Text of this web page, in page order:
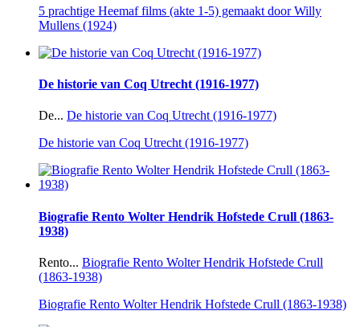
5 prachtige Heemaf films (akte 1-5) gemaakt door Willy
Mullens (1924)
De historie van Coq Utrecht (1916-1977)
De... De historie van Coq Utrecht (1916-1977)
De historie van Coq Utrecht (1916-1977)
Biografie Rento Wolter Hendrik Hofstede Crull (1863-
1938)
Rento... Biografie Rento Wolter Hendrik Hofstede Crull
(1863-1938)
Biografie Rento Wolter Hendrik Hofstede Crull (1863-1938)